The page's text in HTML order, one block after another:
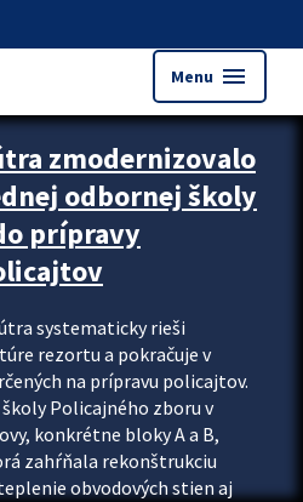
Menu menu
zmodernizovalo
odbornej školy
prípravy
systematicky rieši
rezortu a pokračuje v
na prípravu policajtov.
Policajného zboru v
konkrétne bloky A a B,
zahŕňala rekonštrukciu
obvodových stien aj